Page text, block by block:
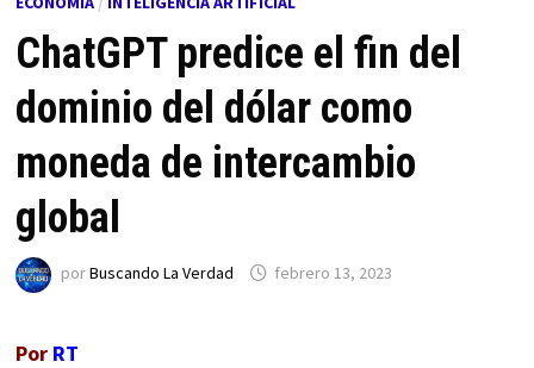
ChatGPT predice el fin del
dominio del dólar como
moneda de intercambio
global
porBuscando La Verdad febrero 13, 2023
Por RT